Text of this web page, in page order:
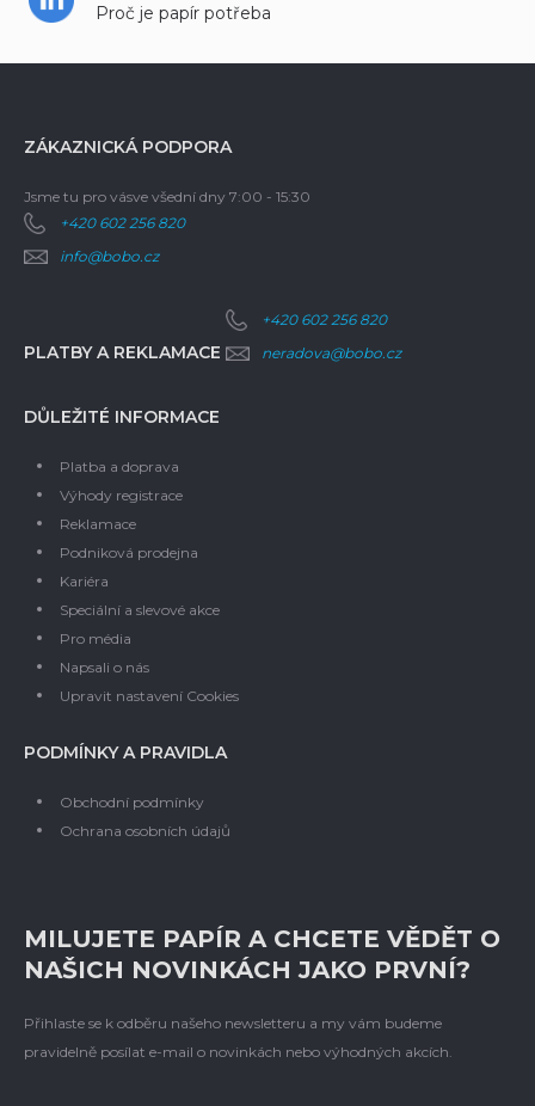
Proč je papír potřeba
ZÁKAZNICKÁ PODPORA
Jsme tu pro vásve všední dny 7:00 - 15:30
+420 602 256 820
info@bobo.cz
PLATBY A REKLAMACE
+420 602 256 820
neradova@bobo.cz
DŮLEŽITÉ INFORMACE
Platba a doprava
Výhody registrace
Reklamace
Podniková prodejna
Kariéra
Speciální a slevové akce
Pro média
Napsali o nás
Upravit nastavení Cookies
PODMÍNKY A PRAVIDLA
Obchodní podmínky
Ochrana osobních údajů
MILUJETE PAPÍR A CHCETE VĚDĚT O
NAŠICH NOVINKÁCH JAKO PRVNÍ?
Přihlaste se k odběru našeho newsletteru a my vám budeme
pravidelně posílat e-mail o novinkách nebo výhodných akcích.